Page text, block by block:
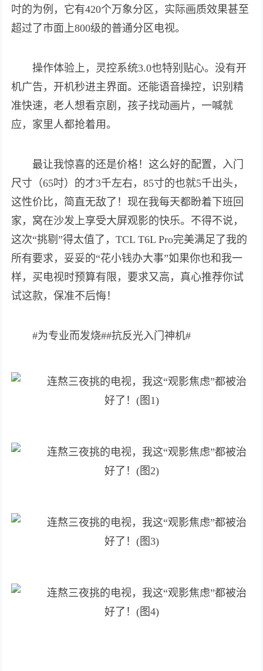
吋的为例，它有420个万象分区，实际画质效果甚至
超过了市面上800级的普通分区电视。
操作体验上，灵控系统3.0也特别贴心。没有开
机广告，开机秒进主界面。还能语音操控，识别精
准快速，老人想看京剧，孩子找动画片，一喊就
应，家里人都抢着用。
最让我惊喜的还是价格！这么好的配置，入门
尺寸（65吋）的才3千左右，85寸的也就5千出头，
这性价比，简直无敌了！现在我每天都盼着下班回
家，窝在沙发上享受大屏观影的快乐。不得不说，
这次“挑剔”得太值了，TCL T6L Pro完美满足了我的
所有要求，妥妥的“花小钱办大事”如果你也和我一
样，买电视时预算有限，要求又高，真心推荐你试
试这款，保准不后悔！
#为专业而发烧##抗反光入门神机#